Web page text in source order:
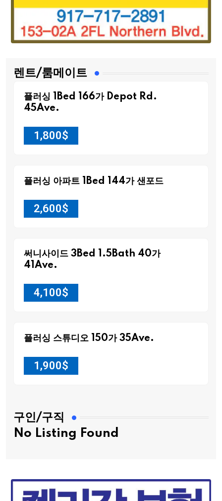
렌트/룸메이트
플러싱 1Bed 166가 Depot Rd.
45Ave.
1,800$
플러싱 아파트 1Bed 144가 샌포드
2,600$
써니사이드 3Bed 1.5Bath 40가
41Ave.
4,100$
플러싱 스튜디오 150가 35Ave.
1,900$
구인/구직
No Listing Found